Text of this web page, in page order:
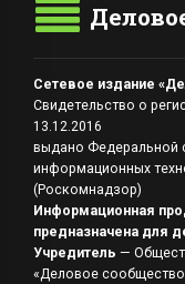
Сетевое издание
Свидетельство о
13.12.2016
выдано Федеральной
информационных
(Роскомнадзор)
Информационная
предназначена для
Учредитель —
«Деловое